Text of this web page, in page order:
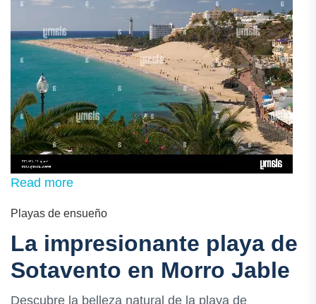
Read more
Playas de ensueño
La impresionante playa de
Sotavento en Morro Jable
Descubre la belleza natural de la playa de